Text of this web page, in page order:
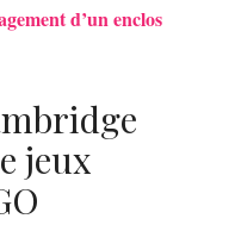
d’un enclos
jeux